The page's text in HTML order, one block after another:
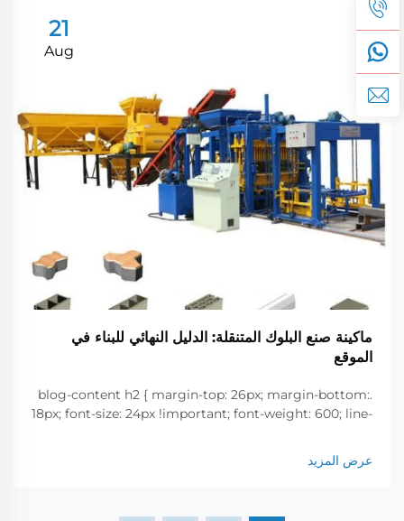
21
Aug
ماكينة صنع البلوك المتنقلة: الدليل النهائي للبناء في
الموقع
.blog-content h2 { margin-top: 26px; margin-bottom:
18px; font-size: 24px !important; font-weight: 600; line-
margin-bottom: 18px; font-size: 20px !important; font-
w...
عرض المزيد